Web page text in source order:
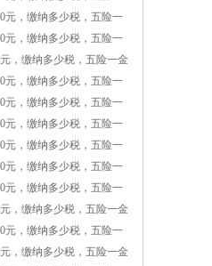
元，缴纳多少税，五险一
元，缴纳多少税，五险一
，缴纳多少税，五险一金
元，缴纳多少税，五险一
元，缴纳多少税，五险一
元，缴纳多少税，五险一
元，缴纳多少税，五险一
元，缴纳多少税，五险一
元，缴纳多少税，五险一
，缴纳多少税，五险一金
元，缴纳多少税，五险一
，缴纳多少税，五险一金